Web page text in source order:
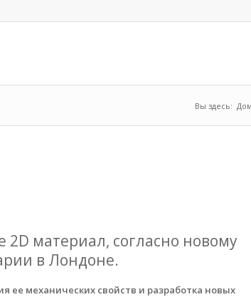
Вы здесь:
2D материал, согласно новому
в Лондоне.
механических свойств и разработка новых